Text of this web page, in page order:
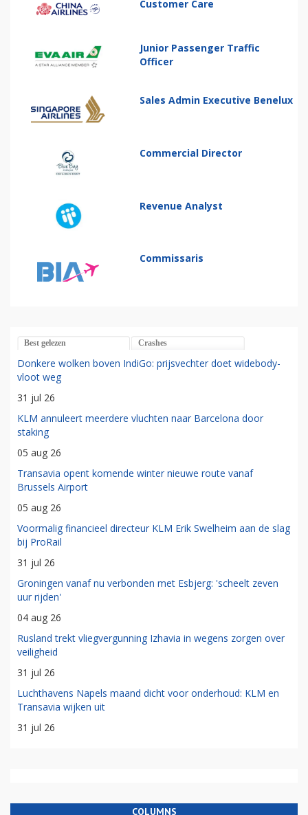
Customer Care
Junior Passenger Traffic
Officer
Sales Admin Executive Benelux
Commercial Director
Revenue Analyst
Commissaris
Best gelezen Crashes
Donkere wolken boven IndiGo: prijsvechter doet widebody-
vloot weg
31 jul 26
KLM annuleert meerdere vluchten naar Barcelona door
staking
05 aug 26
Transavia opent komende winter nieuwe route vanaf
Brussels Airport
05 aug 26
Voormalig financieel directeur KLM Erik Swelheim aan de slag
bij ProRail
31 jul 26
Groningen vanaf nu verbonden met Esbjerg: 'scheelt zeven
uur rijden'
04 aug 26
Rusland trekt vliegvergunning Izhavia in wegens zorgen over
veiligheid
31 jul 26
Luchthavens Napels maand dicht voor onderhoud: KLM en
Transavia wijken uit
31 jul 26
COLUMNS